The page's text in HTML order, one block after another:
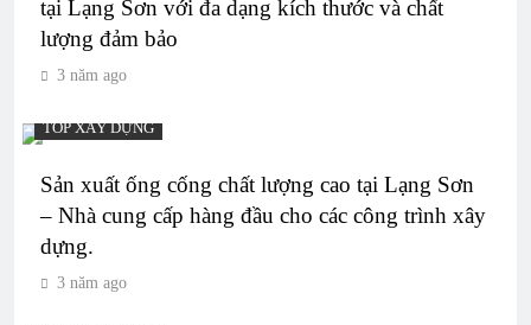
tại Lạng Sơn với đa dạng kích thước và chất
lượng đảm bảo
3 năm ago
TOP XÂY DỰNG
Sản xuất ống cống chất lượng cao tại Lạng Sơn
– Nhà cung cấp hàng đầu cho các công trình xây
dựng.
3 năm ago